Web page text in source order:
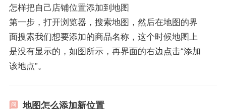
怎样把自己店铺位置添加到地图
第一步，打开浏览器，搜索地图，然后在地图的界
面搜索我们想要添加的商品名称，这个时候地图上
是没有显示的，如图所示，再界面的右边点击“添加
该地点”。
地图怎么添加新位置